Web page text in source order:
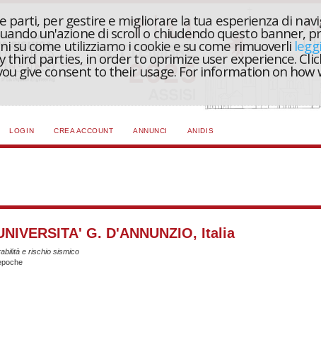
parti, per gestire e migliorare la tua esperienza di
un'azione di scroll o chiudendo questo banner,
su come utilizziamo i cookie e su come rimuoverli leggi
third parties, in order to oprimize user experience.
give consent to their usage. For information on how
LOGIN CREA ACCOUNT ANNUNCI ANIDIS
G. D'ANNUNZIO, Italia
e rischio sismico